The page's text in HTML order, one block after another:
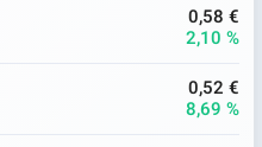
0,58 €
2,10 %
0,52 €
8,69 %